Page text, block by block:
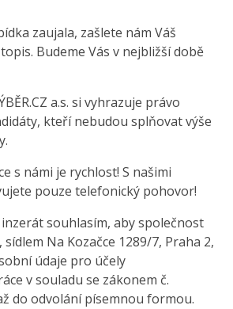
zaujala, zašlete nám Váš
Budeme Vás v nejbližší době
a.s. si vyhrazuje právo
kteří nebudou splňovat výše
s námi je rychlost! S našimi
pouze telefonický pohovor!
souhlasím, aby společnost
sídlem Na Kozačce 1289/7, Praha 2,
údaje pro účely
v souladu se zákonem č.
do odvolání písemnou formou.